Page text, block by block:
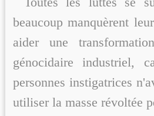
beaucoup manquèrent
aider une
génocidaire industriel,
personnes instigatrices
utiliser la masse révoltée